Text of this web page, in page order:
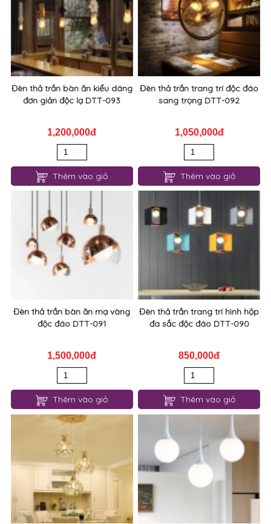
Đèn thả trần bàn ăn kiểu dáng
đơn giản độc lạ DTT-093
1,200,000đ
Thêm vào giỏ
Đèn thả trần trang trí độc đáo
sang trọng DTT-092
1,050,000đ
Thêm vào giỏ
Đèn thả trần bàn ăn mạ vàng
độc đáo DTT-091
1,500,000đ
Thêm vào giỏ
Đèn thả trần trang trí hình hộp
đa sắc độc đáo DTT-090
850,000đ
Thêm vào giỏ